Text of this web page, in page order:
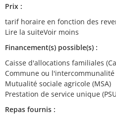
Prix :
tarif horaire en fonction des
Lire la suiteVoir moins
Financement(s) possible(s) :
Caisse d'allocations familiales
Commune ou l'intercommunalité
Mutualité sociale agricole (MSA)
Prestation de service unique
Repas fournis :